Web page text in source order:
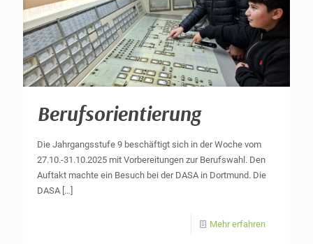
Berufsorientierung
Die Jahrgangsstufe 9 beschäftigt sich in der Woche vom
27.10.-31.10.2025 mit Vorbereitungen zur Berufswahl. Den
Auftakt machte ein Besuch bei der DASA in Dortmund. Die
DASA […]
Mehr erfahren